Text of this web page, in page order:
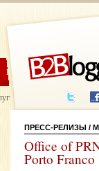
ЦЕНЫ ПОМОЩЬ
написания
ПРЕСС-РЕЛИЗЫ /
Office of
Porto Franco